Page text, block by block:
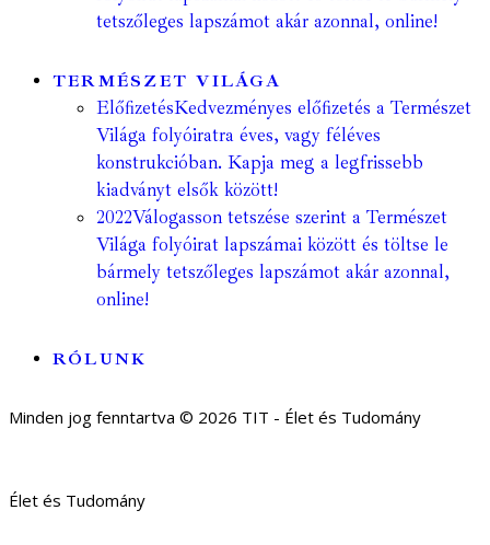
tetszőleges lapszámot akár azonnal, online!
TERMÉSZET VILÁGA
ElőfizetésKedvezményes előfizetés a Természet
Világa folyóiratra éves, vagy féléves
konstrukcióban. Kapja meg a legfrissebb
kiadványt elsők között!
2022Válogasson tetszése szerint a Természet
Világa folyóirat lapszámai között és töltse le
bármely tetszőleges lapszámot akár azonnal,
online!
RÓLUNK
Minden jog fenntartva © 2026 TIT - Élet és Tudomány
Élet és Tudomány